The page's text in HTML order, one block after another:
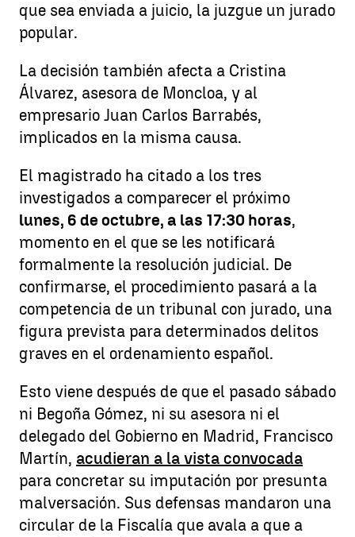
que sea enviada a juicio, la juzgue un jurado
popular.
La decisión también afecta a Cristina
Álvarez, asesora de Moncloa, y al
empresario Juan Carlos Barrabés,
implicados en la misma causa.
El magistrado ha citado a los tres
investigados a comparecer el próximo
lunes, 6 de octubre, a las 17:30 horas,
momento en el que se les notificará
formalmente la resolución judicial. De
confirmarse, el procedimiento pasará a la
competencia de un tribunal con jurado, una
figura prevista para determinados delitos
graves en el ordenamiento español.
Esto viene después de que el pasado sábado
ni Begoña Gómez, ni su asesora ni el
delegado del Gobierno en Madrid, Francisco
Martín, acudieran a la vista convocada
para concretar su imputación por presunta
malversación. Sus defensas mandaron una
circular de la Fiscalía que avala a que a